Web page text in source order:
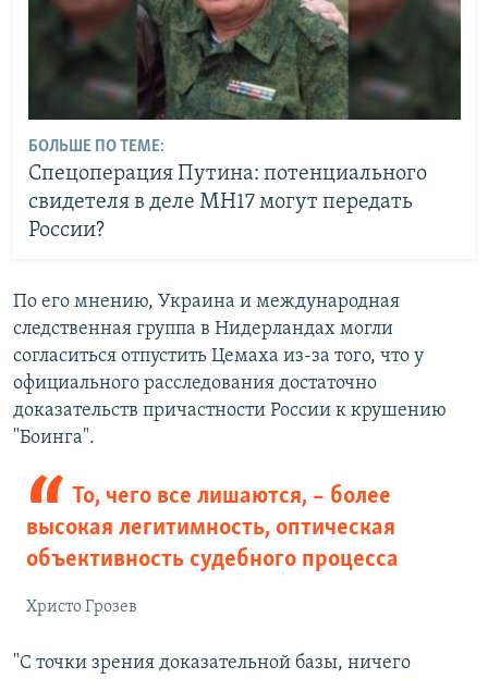
БОЛЬШЕ ПО ТЕМЕ:
Спецоперация Путина: потенциального
свидетеля в деле МН17 могут передать
России?
По его мнению, Украина и международная
следственная группа в Нидерландах могли
согласиться отпустить Цемаха из-за того, что у
официального расследования достаточно
доказательств причастности России к крушению
"Боинга".
То, чего все лишаются, – более
высокая легитимность, оптическая
объективность судебного процесса
Христо Грозев
"С точки зрения доказательной базы, ничего